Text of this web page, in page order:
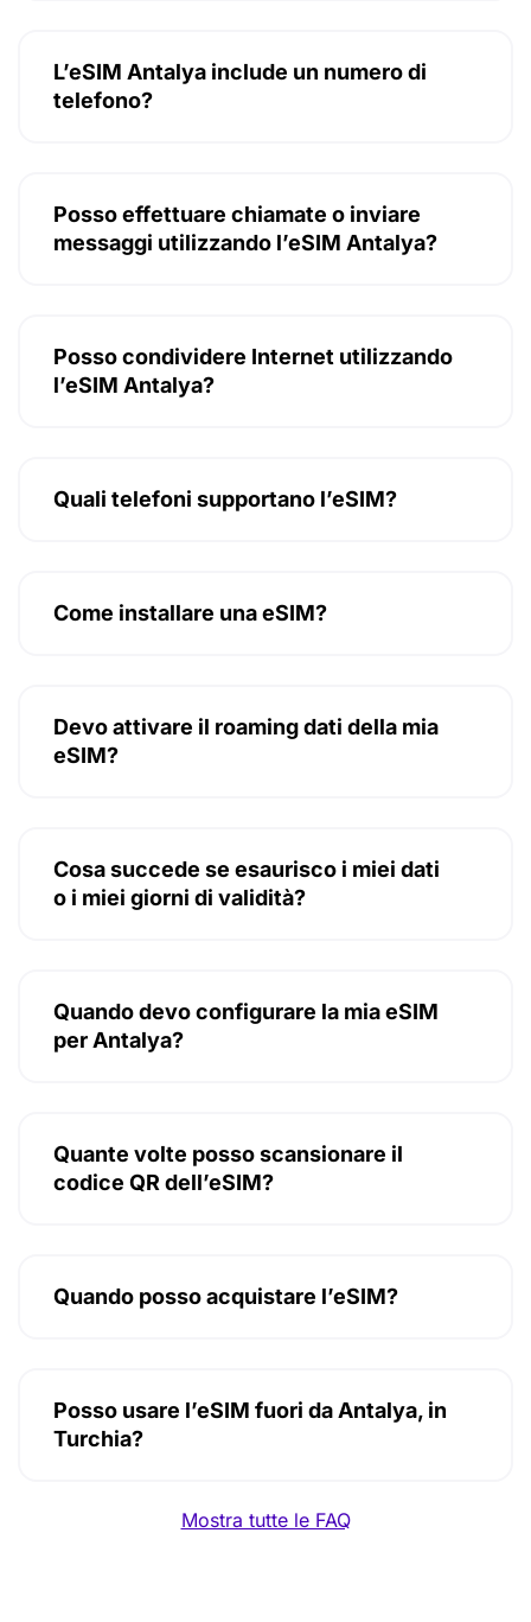
L’eSIM Antalya include un numero di
telefono?
Posso effettuare chiamate o inviare
messaggi utilizzando l’eSIM Antalya?
Posso condividere Internet utilizzando
l’eSIM Antalya?
Quali telefoni supportano l’eSIM?
Come installare una eSIM?
Devo attivare il roaming dati della mia
eSIM?
Cosa succede se esaurisco i miei dati
o i miei giorni di validità?
Quando devo configurare la mia eSIM
per Antalya?
Quante volte posso scansionare il
codice QR dell’eSIM?
Quando posso acquistare l’eSIM?
Posso usare l’eSIM fuori da Antalya, in
Turchia?
Mostra tutte le FAQ